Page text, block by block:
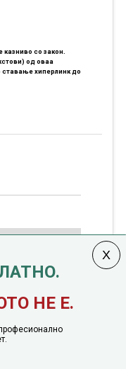
со закон.
од оваа
хиперлинк до
НЕ Е.